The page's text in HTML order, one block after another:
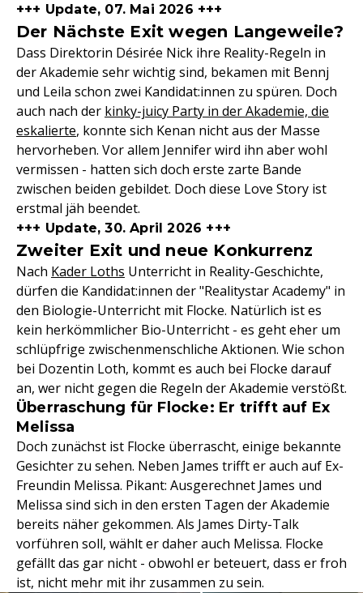
+++ Update, 07. Mai 2026 +++
Der Nächste Exit wegen Langeweile?
Dass Direktorin Désirée Nick ihre Reality-Regeln in
der Akademie sehr wichtig sind, bekamen mit Bennj
und Leila schon zwei Kandidat:innen zu spüren. Doch
auch nach der kinky-juicy Party in der Akademie, die
eskalierte, konnte sich Kenan nicht aus der Masse
hervorheben. Vor allem Jennifer wird ihn aber wohl
vermissen - hatten sich doch erste zarte Bande
zwischen beiden gebildet. Doch diese Love Story ist
erstmal jäh beendet.
+++ Update, 30. April 2026 +++
Zweiter Exit und neue Konkurrenz
Nach Kader Loths Unterricht in Reality-Geschichte,
dürfen die Kandidat:innen der "Realitystar Academy" in
den Biologie-Unterricht mit Flocke. Natürlich ist es
kein herkömmlicher Bio-Unterricht - es geht eher um
schlüpfrige zwischenmenschliche Aktionen. Wie schon
bei Dozentin Loth, kommt es auch bei Flocke darauf
an, wer nicht gegen die Regeln der Akademie verstößt.
Überraschung für Flocke: Er trifft auf Ex
Melissa
Doch zunächst ist Flocke überrascht, einige bekannte
Gesichter zu sehen. Neben James trifft er auch auf Ex-
Freundin Melissa. Pikant: Ausgerechnet James und
Melissa sind sich in den ersten Tagen der Akademie
bereits näher gekommen. Als James Dirty-Talk
vorführen soll, wählt er daher auch Melissa. Flocke
gefällt das gar nicht - obwohl er beteuert, dass er froh
ist, nicht mehr mit ihr zusammen zu sein.